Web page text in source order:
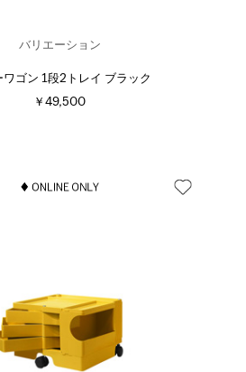
バリエーション
ワゴン 1段2トレイ ブラック
￥49,500